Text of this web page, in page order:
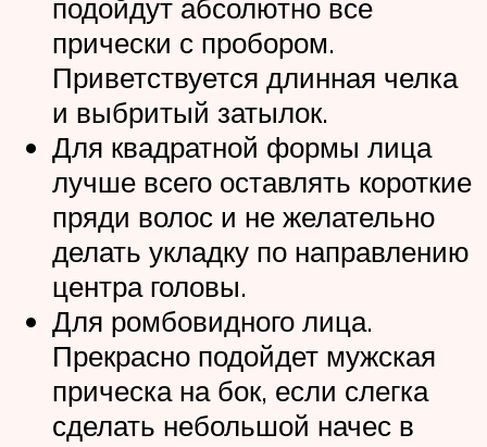
подойдут абсолютно все
прически с пробором.
Приветствуется длинная челка
и выбритый затылок.
Для квадратной формы лица
лучше всего оставлять короткие
пряди волос и не желательно
делать укладку по направлению
центра головы.
Для ромбовидного лица.
Прекрасно подойдет мужская
прическа на бок, если слегка
сделать небольшой начес в